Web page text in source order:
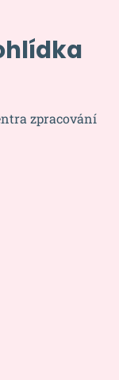
zpracování